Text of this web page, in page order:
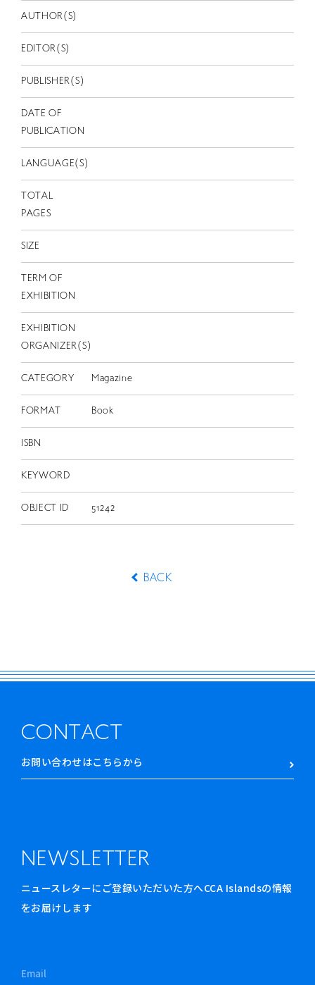
JP
EN
AUTHOR(S)
EDITOR(S)
PUBLISHER(S)
DATE OF
PUBLICATION
LANGUAGE(S)
TOTAL
PAGES
SIZE
TERM OF
EXHIBITION
EXHIBITION
ORGANIZER(S)
CATEGORY Magazine
FORMAT Book
ISBN
KEYWORD
OBJECT ID 51242
BACK
CONTACT
お問い合わせはこちらから
NEWSLETTER
ニュースレターにご登録いただいた方へCCA Islandsの情報
をお届けします